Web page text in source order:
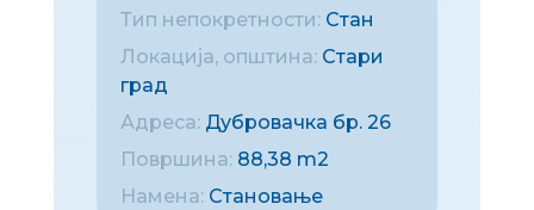
Тип непокретности: Стан
Локација, општина: Стари
град
Адреса: Дубровачка бр. 26
Површина: 88,38 m2
Намена: Становање